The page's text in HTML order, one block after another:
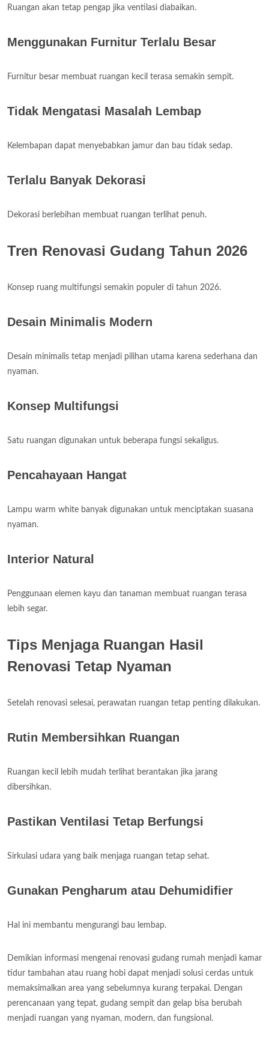
Ruangan akan tetap pengap jika ventilasi diabaikan.
Menggunakan Furnitur Terlalu Besar
Furnitur besar membuat ruangan kecil terasa semakin sempit.
Tidak Mengatasi Masalah Lembap
Kelembapan dapat menyebabkan jamur dan bau tidak sedap.
Terlalu Banyak Dekorasi
Dekorasi berlebihan membuat ruangan terlihat penuh.
Tren Renovasi Gudang Tahun 2026
Konsep ruang multifungsi semakin populer di tahun 2026.
Desain Minimalis Modern
Desain minimalis tetap menjadi pilihan utama karena sederhana dan
nyaman.
Konsep Multifungsi
Satu ruangan digunakan untuk beberapa fungsi sekaligus.
Pencahayaan Hangat
Lampu warm white banyak digunakan untuk menciptakan suasana
nyaman.
Interior Natural
Penggunaan elemen kayu dan tanaman membuat ruangan terasa
lebih segar.
Tips Menjaga Ruangan Hasil
Renovasi Tetap Nyaman
Setelah renovasi selesai, perawatan ruangan tetap penting dilakukan.
Rutin Membersihkan Ruangan
Ruangan kecil lebih mudah terlihat berantakan jika jarang
dibersihkan.
Pastikan Ventilasi Tetap Berfungsi
Sirkulasi udara yang baik menjaga ruangan tetap sehat.
Gunakan Pengharum atau Dehumidifier
Hal ini membantu mengurangi bau lembap.
Demikian informasi mengenai renovasi gudang rumah menjadi kamar
tidur tambahan atau ruang hobi dapat menjadi solusi cerdas untuk
memaksimalkan area yang sebelumnya kurang terpakai. Dengan
perencanaan yang tepat, gudang sempit dan gelap bisa berubah
menjadi ruangan yang nyaman, modern, dan fungsional.